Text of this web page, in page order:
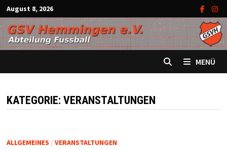
Zum
Inhalt
springen
August 8, 2026
MENÜ
KATEGORIE: VERANSTALTUNGEN
ALLGEMEINES / VERANSTALTUNGEN